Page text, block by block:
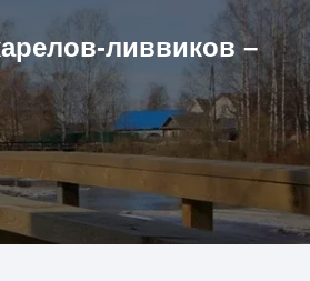
ливвиков –